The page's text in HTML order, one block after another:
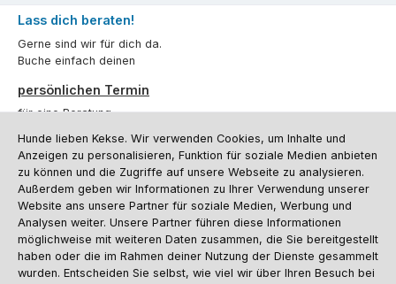
Lass dich beraten!
Gerne sind wir für dich da.
Buche einfach deinen
persönlichen Termin
für eine Beratung.
Oder über unserKontaktformular.
Vertrag widerrufen
Kundenservice
Informationen
Hunde lieben Kekse. Wir verwenden Cookies, um Inhalte und
Anzeigen zu personalisieren, Funktion für soziale Medien anbieten
zu können und die Zugriffe auf unsere Webseite zu analysieren.
Außerdem geben wir Informationen zu Ihrer Verwendung unserer
Website ans unsere Partner für soziale Medien, Werbung und
Analysen weiter. Unsere Partner führen diese Informationen
möglichweise mit weiteren Daten zusammen, die Sie bereitgestellt
haben oder die im Rahmen deiner Nutzung der Dienste gesammelt
wurden. Entscheiden Sie selbst, wie viel wir über Ihren Besuch bei